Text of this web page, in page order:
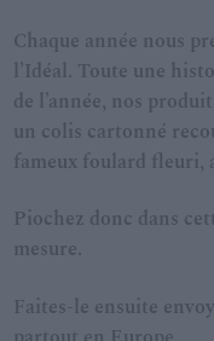
Chaque année nous
l’Idéal. Toute une
de l’année, nos
un colis cartonné
fameux foulard fleuri,
Piochez donc dans
mesure.
Faites-le ensuite